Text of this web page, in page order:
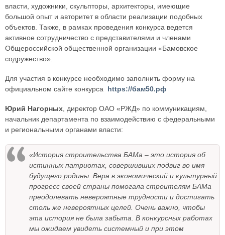
власти, художники, скульпторы, архитекторы, имеющие
большой опыт и авторитет в области реализации подобных
объектов. Также, в рамках проведения конкурса ведется
активное сотрудничество с представителями и членами
Общероссийской общественной организации «Бамовское
содружество».
Для участия в конкурсе необходимо заполнить форму на
официальном сайте конкурса https://бам50.рф
Юрий Нагорных , директор ОАО «РЖД» по коммуникациям,
начальник департамента по взаимодействию с федеральными
и региональными органами власти:
«История строительства БАМа – это история об
истинных патриотах, совершивших подвиг во имя
будущего родины. Вера в экономический и культурный
прогресс своей страны помогала строителям БАМа
преодолевать невероятные трудности и достигать
столь же невероятных целей. Очень важно, чтобы
эта история не была забыта. В конкурсных работах
мы ожидаем увидеть системный и при этом